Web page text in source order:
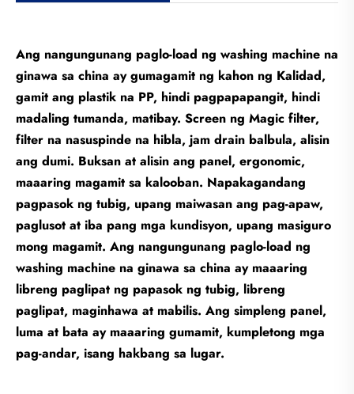
Ang nangungunang paglo-load ng washing machine na
ginawa sa china ay gumagamit ng kahon ng Kalidad,
gamit ang plastik na PP, hindi pagpapapangit, hindi
madaling tumanda, matibay. Screen ng Magic filter,
filter na nasuspinde na hibla, jam drain balbula, alisin
ang dumi. Buksan at alisin ang panel, ergonomic,
maaaring magamit sa kalooban. Napakagandang
pagpasok ng tubig, upang maiwasan ang pag-apaw,
paglusot at iba pang mga kundisyon, upang masiguro
mong magamit. Ang nangungunang paglo-load ng
washing machine na ginawa sa china ay maaaring
libreng paglipat ng papasok ng tubig, libreng
paglipat, maginhawa at mabilis. Ang simpleng panel,
luma at bata ay maaaring gumamit, kumpletong mga
pag-andar, isang hakbang sa lugar.